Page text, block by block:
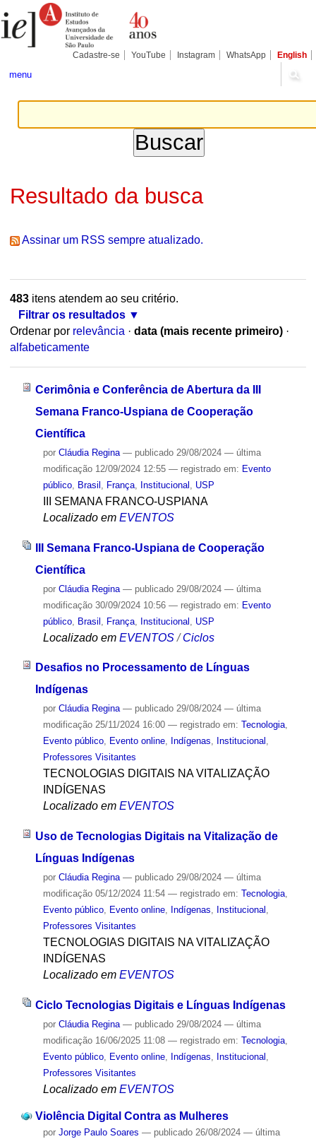
para
conteúdo.
Pessoais
Cadastre-se YouTube Instagram WhatsApp English
menu
Resultado da busca
Assinar um RSS sempre atualizado.
483itens atendem ao seu critério.
Filtrar os resultados
Ordenar por relevância · data (mais recente primeiro) ·
alfabeticamente
Cerimônia e Conferência de Abertura da III
Semana Franco-Uspiana de Cooperação
Científica
por Cláudia Regina — publicado29/08/2024 — última
modificação12/09/2024 12:55 — registrado em: Evento
público, Brasil França, Institucional USP
III SEMANA FRANCO-USPIANA
Localizado em EVENTOS
III Semana Franco-Uspiana de Cooperação
Científica
por Cláudia Regina — publicado29/08/2024 — última
modificação30/09/2024 10:56 — registrado em: Evento
público, Brasil França, Institucional USP
Localizado em EVENTOS /Ciclos
Desafios no Processamento de Línguas
Indígenas
por Cláudia Regina — publicado29/08/2024 — última
modificação25/11/2024 16:00 — registrado em: Tecnologia,
Evento público, Evento online, Indígenas, Institucional ,
Professores Visitantes
TECNOLOGIAS DIGITAIS NA VITALIZAÇÃO
INDÍGENAS
Localizado em EVENTOS
Uso de Tecnologias Digitais na Vitalização de
Línguas Indígenas
por Cláudia Regina — publicado29/08/2024 — última
modificação05/12/2024 11:54 — registrado em: Tecnologia,
Evento público, Evento online, Indígenas, Institucional ,
Professores Visitantes
TECNOLOGIAS DIGITAIS NA VITALIZAÇÃO
INDÍGENAS
Localizado em EVENTOS
Ciclo Tecnologias Digitais e Línguas Indígenas
por Cláudia Regina — publicado29/08/2024 — última
modificação16/06/2025 11:08 — registrado em: Tecnologia,
Evento público, Evento online, Indígenas Institucional
Professores Visitantes
Localizado em EVENTOS
Violência Digital Contra as Mulheres
por Jorge Paulo Soares — publicado26/08/2024 — última